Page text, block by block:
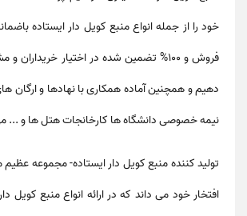
خود را از جمله انواعمنبع کویل دار ایستاده
فروش و 100% تضمین شده در اختیار خریداران
دهیم و همچنین آماده همکاری با نهادها و
نیمه خصوصی دانشگاه ها کارخانجات هتل ها و ...
تولید کننده منبع کویل دار ایستاده-مجموعه عظیم
افتخار خود می داند که در ارائه انواعمنبع کویل